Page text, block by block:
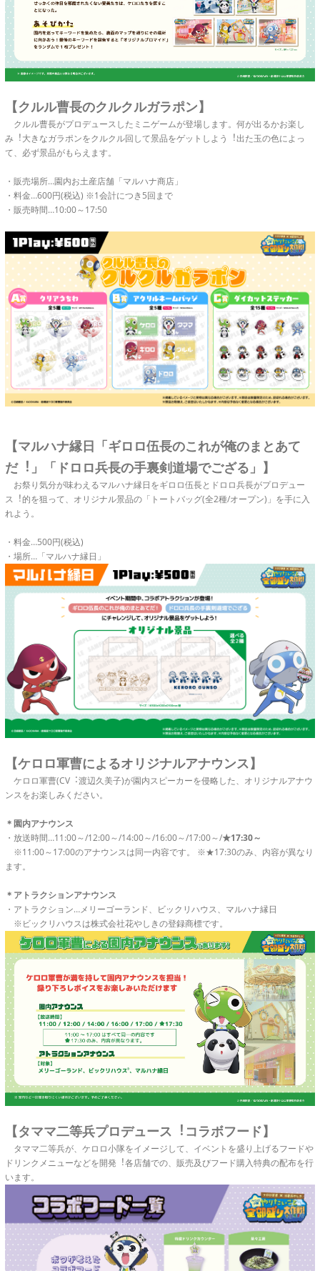
【クルル曹長のクルクルガラポン】
クルル曹長がプロデュースしたミニゲームが登場します。何が出るかお楽し
み︕大きなガラポンをクルクル回して景品をゲットしよう︕出た玉の色によっ
て、必ず景品がもらえます。
・販売場所…園内お土産店舗「マルハナ商店」
・料金…600円(税込) ※1会計につき5回まで
・販売時間…10:00～17:50
【マルハナ縁日「ギロロ伍長のこれが俺のまとあて
だ︕」「ドロロ兵長の手裏剣道場でござる」】
お祭り気分が味わえるマルハナ縁日をギロロ伍長とドロロ兵長がプロデュー
ス︕的を狙って、オリジナル景品の「トートバッグ(全2種/オープン)」を手に入
れよう。
・料金…500円(税込)
・場所…「マルハナ縁日」
【ケロロ軍曹によるオリジナルアナウンス】
ケロロ軍曹(CV︓渡辺久美子)が園内スピーカーを侵略した、オリジナルアナウ
ンスをお楽しみください。
＊園内アナウンス
・放送時間…11:00～/12:00～/14:00～/16:00～/17:00～/★17:30～
※11:00～17:00のアナウンスは同一内容です。 ※★17:30のみ、内容が異なり
ます。
＊アトラクションアナウンス
・アトラクション…メリーゴーランド、ビックリハウス、マルハナ縁日
※ビックリハウスは株式会社花やしきの登録商標です。
【タママ二等兵プロデュース︕コラボフード】
タママ二等兵が、ケロロ小隊をイメージして、イベントを盛り上げるフードや
ドリンクメニューなどを開発︕各店舗での、販売及びフード購入特典の配布を行
います。